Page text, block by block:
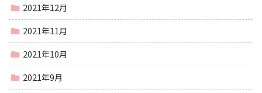
2021年12月
2021年11月
2021年10月
2021年9月